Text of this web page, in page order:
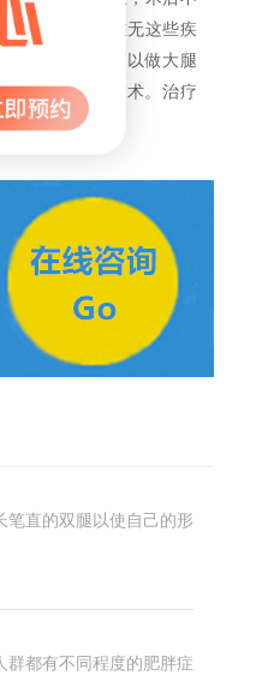
堆积的人。在无这些疾
情况下都是可以做大腿
无痛的吸脂技术。治疗
笔直的双腿以使自己的形
群都有不同程度的肥胖症